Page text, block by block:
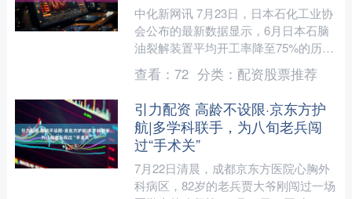
中化新网讯 7月23日，日本石化工业协
会公布的最新数据显示，6月日本石脑
油裂解装置平均开工率降至75%的历史
新低，较5月的76.1%继续下滑。乙烯
产量环比下降1....
查看： 72 分类： 配资股票推荐
引力配资 高龄不设限·京东方护
航|多学科联手，为八旬老兵闯
过“手术关”
7月22日清晨，成都京东方医院心胸外
科病区，82岁的老兵贾大爷刚闯过一场